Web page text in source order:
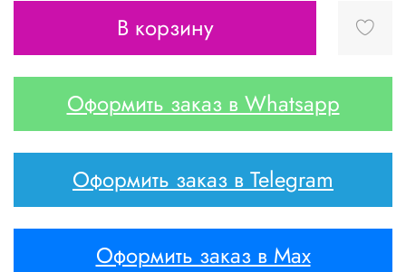
В корзину
Оформить заказ в Whatsapp
Оформить заказ в Telegram
Оформить заказ в Max